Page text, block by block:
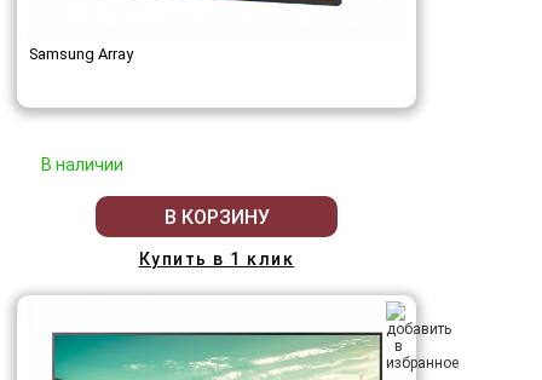
Samsung Array
В наличии
В КОРЗИНУ
Купить в 1 клик